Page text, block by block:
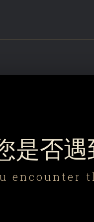
是否遇
encounter